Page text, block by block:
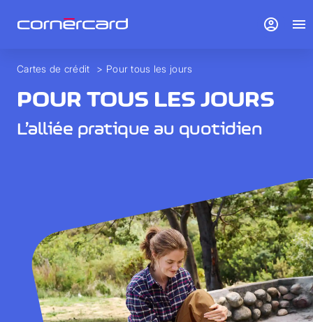
Cartes de crédit > Pour tous les jours
POUR TOUS LES JOURS
L’alliée pratique au quotidien
account_circle menu